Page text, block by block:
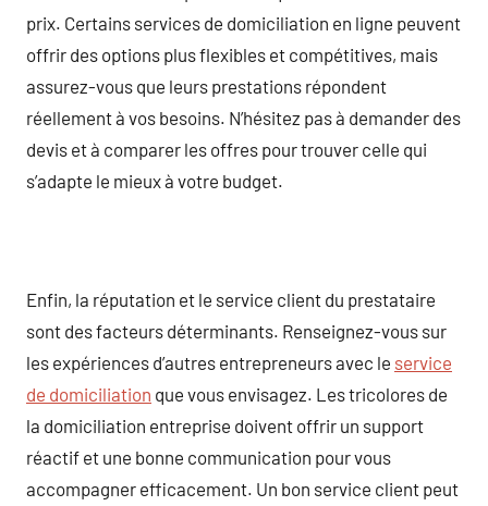
prix. Certains services de domiciliation en ligne peuvent
offrir des options plus flexibles et compétitives, mais
assurez-vous que leurs prestations répondent
réellement à vos besoins. N’hésitez pas à demander des
devis et à comparer les offres pour trouver celle qui
s’adapte le mieux à votre budget.
Enfin, la réputation et le service client du prestataire
sont des facteurs déterminants. Renseignez-vous sur
les expériences d’autres entrepreneurs avec le service
de domiciliation que vous envisagez. Les tricolores de
la domiciliation entreprise doivent offrir un support
réactif et une bonne communication pour vous
accompagner efficacement. Un bon service client peut